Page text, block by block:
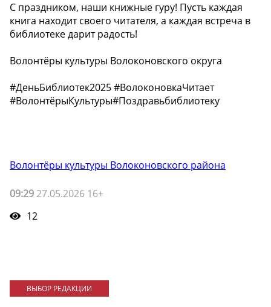
С праздником, наши книжные гуру! Пусть каждая
книга находит своего читателя, а каждая встреча в
библиотеке дарит радость!
Волонтёры культуры Волоконовского округа
#ДеньБиблиотек2025 #ВолоконовкаЧитает
#ВолонтёрыКультуры#Поздравьбиблиотеку
Волонтёры культуры Волоконовского района
09:29 27.05.2026 16+
12
ВЫБОР РЕДАКЦИИ